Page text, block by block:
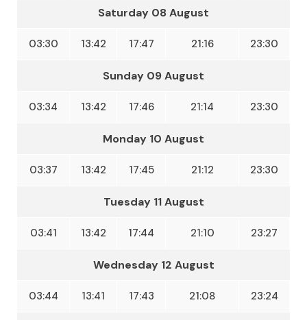
Saturday 08 August
03:30 13:42 17:47 21:16 23:30
Sunday 09 August
03:34 13:42 17:46 21:14 23:30
Monday 10 August
03:37 13:42 17:45 21:12 23:30
Tuesday 11 August
03:41 13:42 17:44 21:10 23:27
Wednesday 12 August
03:44 13:41 17:43 21:08 23:24